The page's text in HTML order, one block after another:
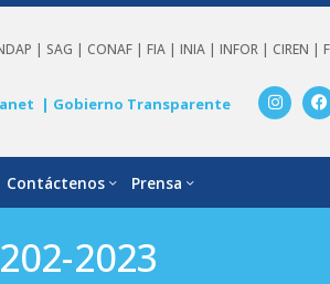
| SAG | CONAF |FIA |INIA |INFOR | CIREN |
| Gobierno Transparente
Contáctenos Prensa
2023